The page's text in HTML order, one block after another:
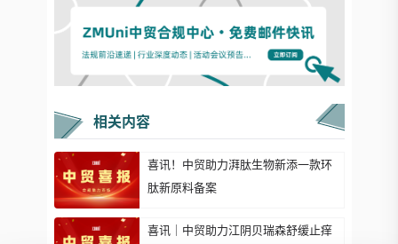
相关内容
喜讯！中贸助力湃肽生物新添一款环
肽新原料备案
喜讯｜中贸助力江阴贝瑞森舒缓止痒